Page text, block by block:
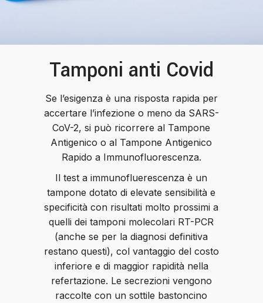
Tamponi anti Covid
Se l’esigenza è una risposta rapida per
accertare l’infezione o meno da SARS-
CoV-2, si può ricorrere al Tampone
Antigenico o al Tampone Antigenico
Rapido a Immunofluorescenza.
Il test a immunofluerescenza è un
tampone dotato di elevate sensibilità e
specificità con risultati molto prossimi a
quelli dei tamponi molecolari RT-PCR
(anche se per la diagnosi definitiva
restano questi), col vantaggio del costo
inferiore e di maggior rapidità nella
refertazione. Le secrezioni vengono
raccolte con un sottile bastoncino